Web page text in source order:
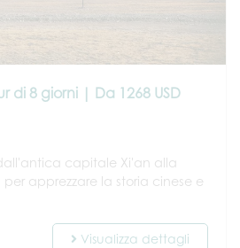
di 8 giorni | Da 1268 USD
capitale Xi'an alla
apprezzare la storia cinese e
Visualizza dettagli